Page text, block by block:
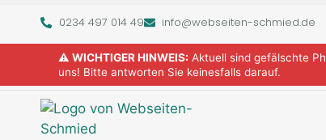
0234 497 014 49 info@webseiten-schmied.de
⚠️ WICHTIGER HINWEIS: Aktuell sind gefälschte
uns! Bitte antworten Sie keinesfalls darauf.